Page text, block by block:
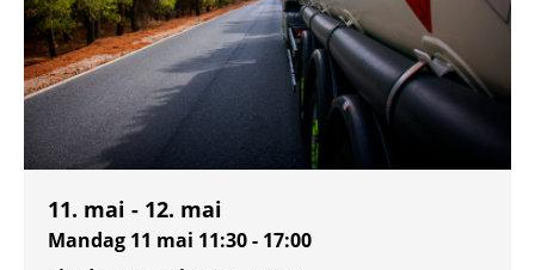
11. mai - 12. mai
Mandag 11 mai 11:30 - 17:00